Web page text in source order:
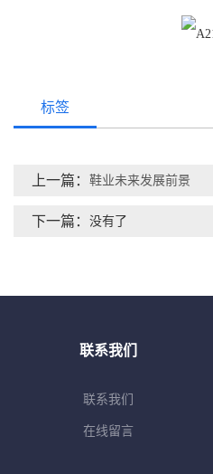
标签
上一篇： 鞋业未来发展前景
下一篇： 没有了
联系我们
联系我们
在线留言